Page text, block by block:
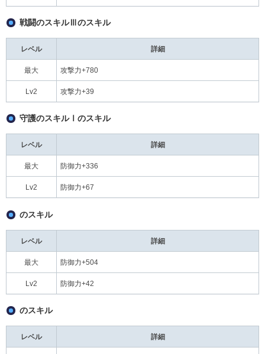
戦闘のスキルⅢのスキル
レベル 詳細
最大 攻撃力+780
Lv2 攻撃力+39
守護のスキルⅠのスキル
レベル 詳細
最大 防御力+336
Lv2 防御力+67
のスキル
レベル 詳細
最大 防御力+504
Lv2 防御力+42
のスキル
レベル 詳細